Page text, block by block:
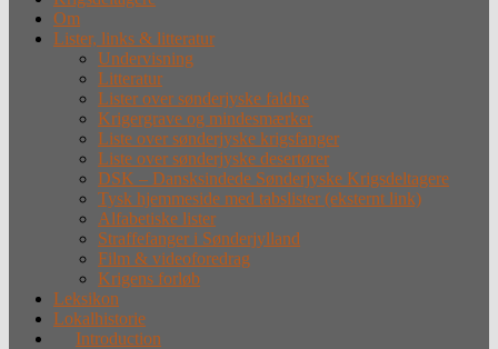
Om
Lister, links & litteratur
Undervisning
Litteratur
Lister over sønderjyske faldne
Krigergrave og mindesmærker
Liste over sønderjyske krigsfanger
Liste over sønderjyske desertører
DSK – Dansksindede Sønderjyske Krigsdeltagere
Tysk hjemmeside med tabslister (eksternt link)
Alfabetiske lister
Straffefanger i Sønderjylland
Film & videoforedrag
Krigens forløb
Leksikon
Lokalhistorie
Introduction